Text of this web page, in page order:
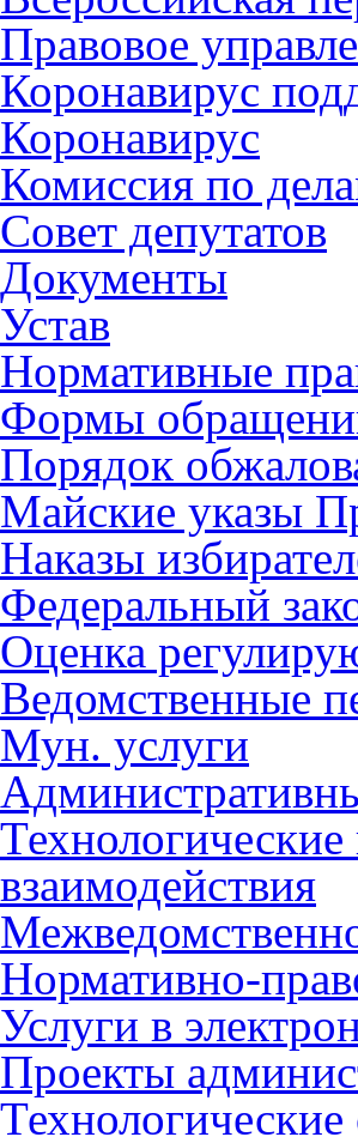
Правовое
Коронавирус
Коронавирус
Комиссия по
Совет депутатов
Документы
Устав
Нормативные
Формы
Порядок
Майские указы
Наказы
Федеральный
Оценка
Ведомственные
Мун. услуги
взаимодействия
Нормативно-
Услуги в
Проекты